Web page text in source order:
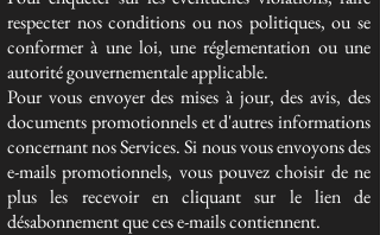
respecter nos conditions ou nos politiques, ou se
conformer à une loi, une réglementation ou une
autorité gouvernementale applicable.
Pour vous envoyer des mises à jour, des avis, des
documents promotionnels et d'autres informations
concernant nos Services. Si nous vous envoyons des
e-mails promotionnels, vous pouvez choisir de ne
plus les recevoir en cliquant sur le lien de
désabonnement que ces e-mails contiennent.